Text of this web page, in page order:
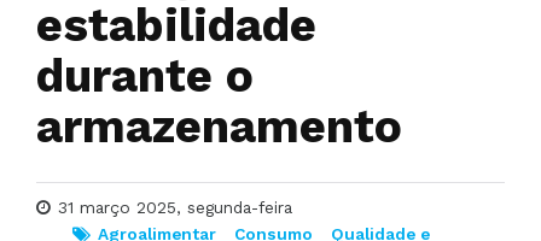
estabilidade
durante o
armazenamento
31 março 2025, segunda-feira
Agroalimentar
Consumo
Qualidade e